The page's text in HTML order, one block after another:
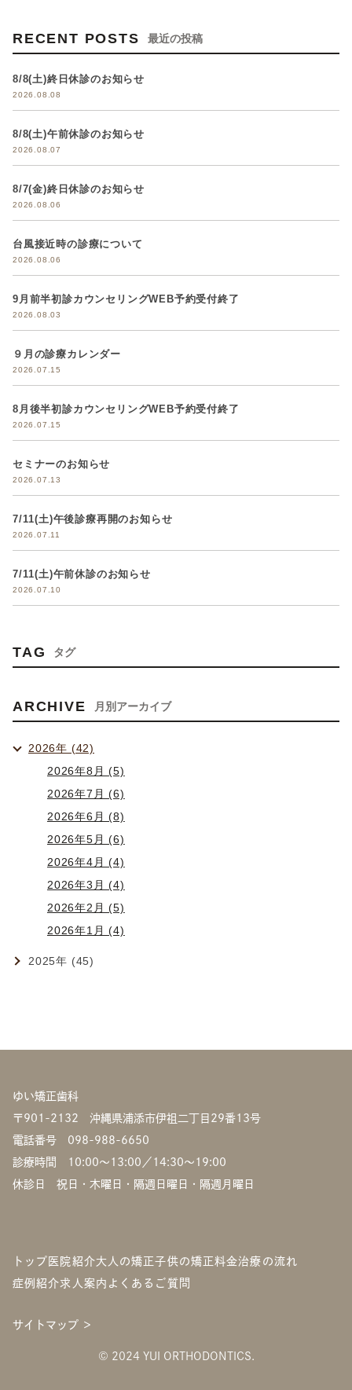
RECENT POSTS 最近の投稿
8/8(土)終日休診のお知らせ
2026.08.08
8/8(土)午前休診のお知らせ
2026.08.07
8/7(金)終日休診のお知らせ
2026.08.06
台風接近時の診療について
2026.08.06
9月前半初診カウンセリングWEB予約受付終了
2026.08.03
９月の診療カレンダー
2026.07.15
8月後半初診カウンセリングWEB予約受付終了
2026.07.15
セミナーのお知らせ
2026.07.13
7/11(土)午後診療再開のお知らせ
2026.07.11
7/11(土)午前休診のお知らせ
2026.07.10
TAG タグ
ARCHIVE 月別アーカイブ
2026年 (42)
2026年8月 (5)
2026年7月 (6)
2026年6月 (8)
2026年5月 (6)
2026年4月 (4)
2026年3月 (4)
2026年2月 (5)
2026年1月 (4)
2025年 (45)
ゆい矯正歯科
〒901-2132 沖縄県浦添市伊祖二丁目29番13号
電話番号 098-988-6650
診療時間 10:00〜13:00／14:30〜19:00
休診日 祝日・木曜日・隔週日曜日・隔週月曜日
トップ 医院紹介大人の矯正子供の矯正料金治療の流れ
症例紹介求人案内 よくあるご質問
サイトマップ ＞
©︎ 2024 YUI ORTHODONTICS.